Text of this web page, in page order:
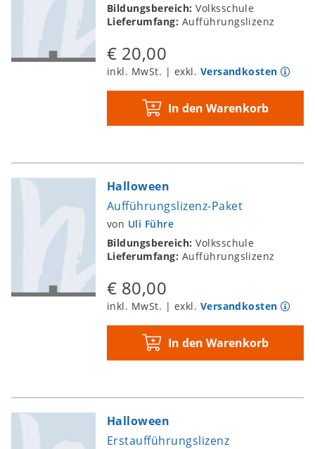
Bildungsbereich:Volksschule
Lieferumfang: Aufführungslizenz
€ 20,00
inkl. MwSt. | exkl. Versandkosten
In den Warenkorb
Halloween
Aufführungslizenz-Paket
von Uli Führe
Bildungsbereich:Volksschule
Lieferumfang: Aufführungslizenz
€ 80,00
inkl. MwSt. | exkl. Versandkosten
In den Warenkorb
Halloween
Erstaufführungslizenz